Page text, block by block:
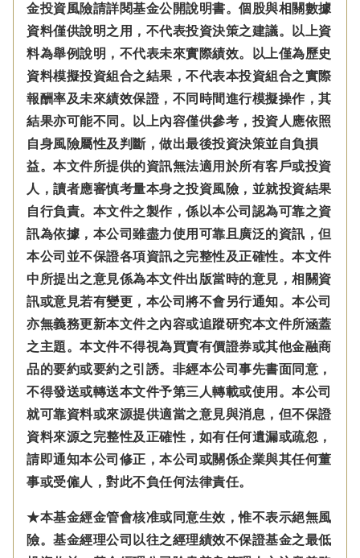
金投資風險請詳閱基金公開說明書。個股與相關數據
資料僅供說明之用，不代表投資決策之建議。以上資
料為舉例說明，不代表未來實際績效。以上僅為歷史
資料模擬投資組合之結果，不代表本投資組合之實際
報酬率及未來績效保證，不同時間進行模擬操作，其
結果亦可能不同。以上內容僅供參考，投資人應依照
自身風險屬性及判斷，做出最後投資決策並自負損
益。本文件所提供的資訊無法適用於所有客戶或投資
人，讀者應審慎考量本身之投資風險，並就投資結果
自行負責。本文件之製作，係以本公司認為可靠之資
訊為依據，本公司雖盡力使用可靠且廣泛的資訊，但
本公司並不保證各項資訊之完整性及正確性。本文件
中所提出之意見係為本文件出版當時的意見，相關資
訊或意見若有變更，本公司將不會另行通知。本公司
亦無義務更新本文件之內容或追蹤研究本文件所涵蓋
之主題。本文件不得視為買賣有價證券或其他金融商
品的要約或要約之引誘。非經本公司事先書面同意，
不得發送或轉送本文件予第三人轉載或使用。本公司
就可靠資料或來源提供適當之意見與消息，但不保證
資料來源之完整性及正確性，如有任何遺漏或疏忽，
請即通知本公司修正，本公司或關係企業與其任何董
事或受僱人，對此不負任何法律責任。
★本基金經金管會核准或同意生效，惟不表示絕無風
險。基金經理公司以往之經理績效不保證基金之最低